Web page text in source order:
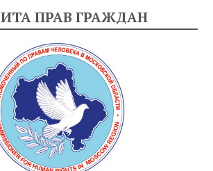
ПРАВ ГРАЖДАН